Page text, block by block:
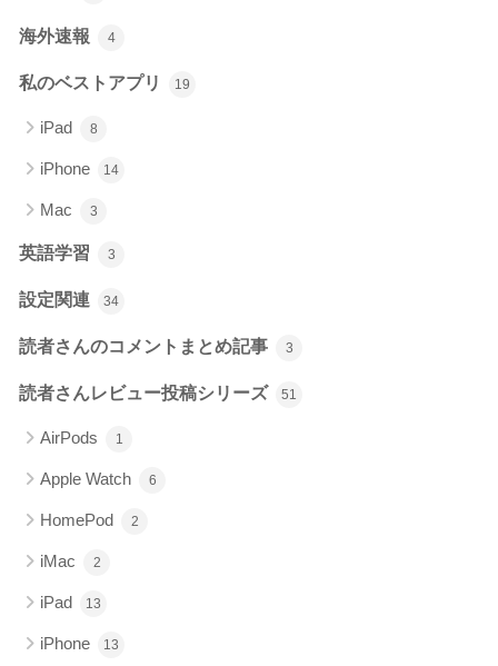
海外速報 4
私のベストアプリ 19
iPad 8
iPhone 14
Mac 3
英語学習 3
設定関連 34
読者さんのコメントまとめ記事 3
読者さんレビュー投稿シリーズ 51
AirPods 1
Apple Watch 6
HomePod 2
iMac 2
iPad 13
iPhone 13